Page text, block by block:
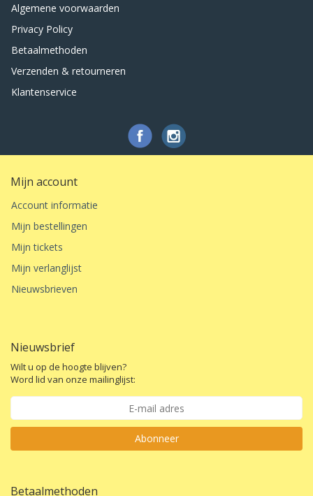
Algemene voorwaarden
Privacy Policy
Betaalmethoden
Verzenden & retourneren
Klantenservice
Mijn account
Account informatie
Mijn bestellingen
Mijn tickets
Mijn verlanglijst
Nieuwsbrieven
Nieuwsbrief
Wilt u op de hoogte blijven?
Word lid van onze mailinglijst:
Abonneer
Betaalmethoden